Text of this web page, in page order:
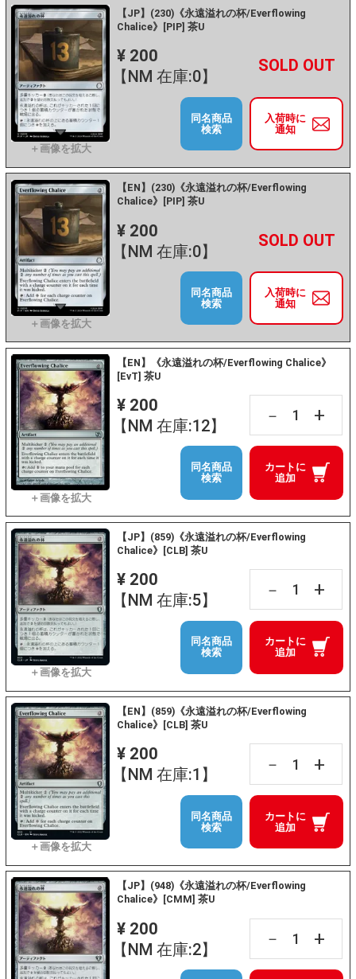
【JP】(230)《永遠溢れの杯/Everflowing
Chalice》[PIP] 茶U
¥ 200
【NM 在庫:0】
－ +
入荷時に
通知
同名商品
検索
【EN】(230)《永遠溢れの杯/Everflowing
Chalice》[PIP] 茶U
¥ 200
【NM 在庫:0】
－ +
入荷時に
通知
同名商品
検索
【EN】《永遠溢れの杯/Everflowing Chalice》
[EvT] 茶U
¥ 200
【NM 在庫:12】
－ +
カートに
追加
同名商品
検索
【JP】(859)《永遠溢れの杯/Everflowing
Chalice》[CLB] 茶U
¥ 200
【NM 在庫:5】
－ +
カートに
追加
同名商品
検索
【EN】(859)《永遠溢れの杯/Everflowing
Chalice》[CLB] 茶U
¥ 200
【NM 在庫:1】
－ +
カートに
追加
同名商品
検索
【JP】(948)《永遠溢れの杯/Everflowing
Chalice》[CMM] 茶U
¥ 200
【NM 在庫:2】
－ +